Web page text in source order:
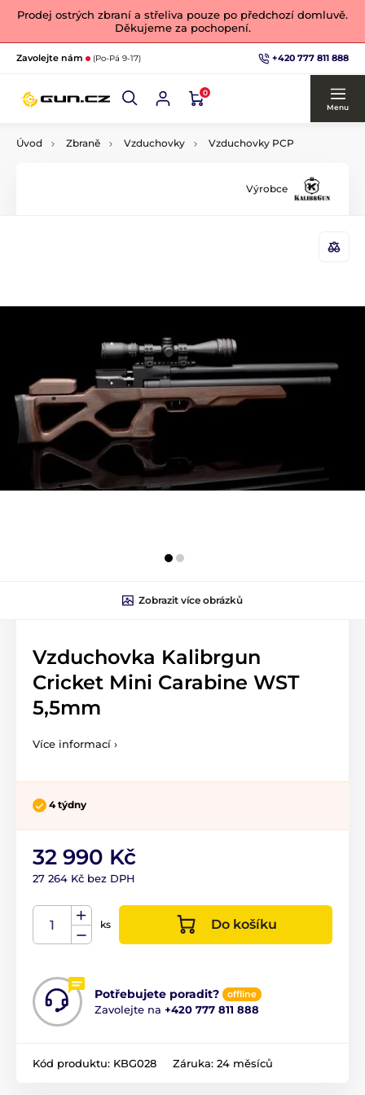
Prodej ostrých zbraní a střeliva pouze po předchozí domluvě.
Děkujeme za pochopení.
Zavolejte nám (Po-Pá 9-17) +420 777 811 888
0
Menu
Úvod Zbraně Vzduchovky Vzduchovky PCP
Výrobce
Zobrazit více obrázků
Vzduchovka Kalibrgun
Cricket Mini Carabine WST
5,5mm
Více informací ›
4 týdny
32 990 Kč
27 264 Kč bez DPH
ks Do košíku
Potřebujete poradit? offline
Zavolejte na +420 777 811 888
Kód produktu: KBG028 Záruka: 24 měsíců